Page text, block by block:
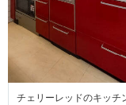
チェリーレッドのキッチ